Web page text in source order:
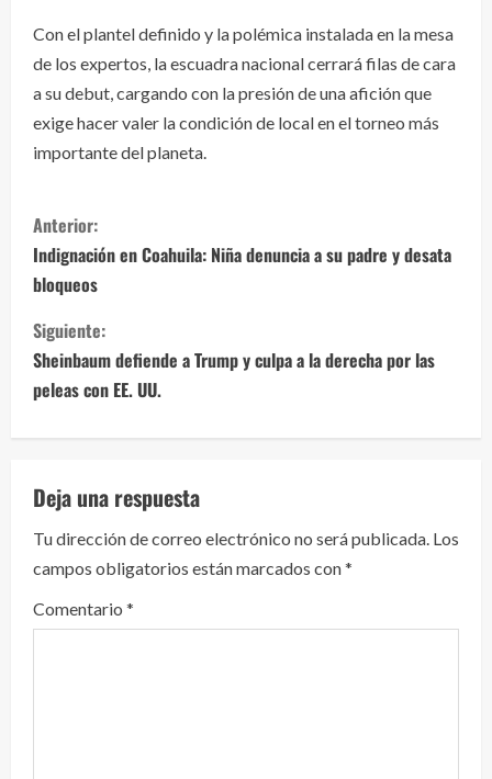
Con el plantel definido y la polémica instalada en la mesa
de los expertos, la escuadra nacional cerrará filas de cara
a su debut, cargando con la presión de una afición que
exige hacer valer la condición de local en el torneo más
importante del planeta.
S
i
g
u
e
l
e
y
e
n
Anterior:
Indignación en Coahuila: Niña denuncia a su padre y desata
bloqueos
Siguiente:
Sheinbaum defiende a Trump y culpa a la derecha por las
peleas con EE. UU.
Deja una respuesta
Tu dirección de correo electrónico no será publicada. Los
campos obligatorios están marcados con*
Comentario *